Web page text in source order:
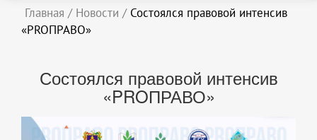
Главная / Новости / Состоялся правовой интенсив
«PROПРАВО»
Состоялся правовой интенсив
«PROПРАВО»